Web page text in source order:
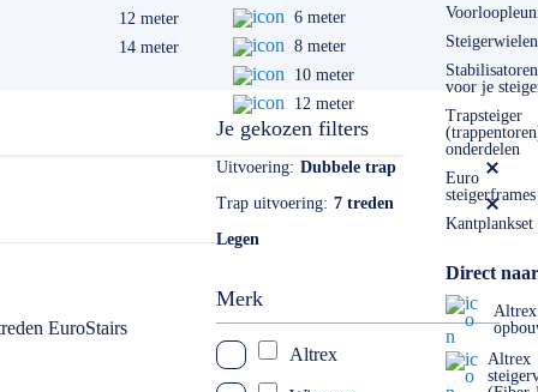
12 meter
14 meter
6 meter
8 meter
10 meter
12 meter
Steigerwielen
Stabilisatoren
voor je
Trapsteiger
onderdelen
Euro
steigerframes
Kantplankset
Direct
Altrex
Altrex
geldende wet -en regelgeving. Het verschil tussen de
bij hoe vaak en hoe intensief je deze gebruikt van
thuisgebruik, semi professioneel en professioneel. Elk
Je gekozen filters
Uitvoering
Dubbele trap
Trap uitvoering
7 treden
Legen
Merk
Altrex